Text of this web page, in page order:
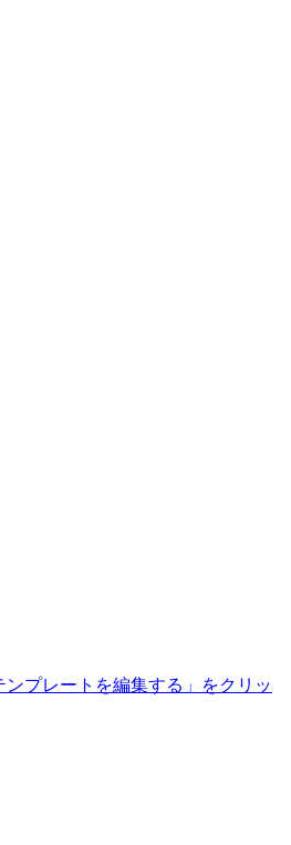
プレートを編集する」をクリッ